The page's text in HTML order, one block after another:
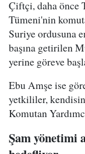
Çiftçi, daha önce
Tümeni'nin
Suriye ordusuna
başına getirilen
yerine göreve
Ebu Amşe ise
yetkililer,
Komutan
Şam yönetimi